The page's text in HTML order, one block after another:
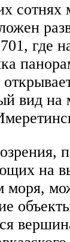
сотнях
где
вид на
на
моря,